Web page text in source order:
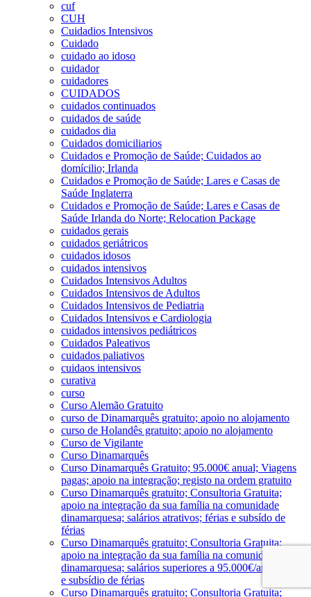
cuf
CUH
Cuidadios Intensivos
Cuidado
cuidado ao idoso
cuidador
cuidadores
CUIDADOS
cuidados continuados
cuidados de saúde
cuidados dia
Cuidados domiciliarios
Cuidados e Promoção de Saúde; Cuidados ao
domícilio; Irlanda
Cuidados e Promoção de Saúde; Lares e Casas de
Saúde Inglaterra
Cuidados e Promoção de Saúde; Lares e Casas de
Saúde Irlanda do Norte; Relocation Package
cuidados gerais
cuidados geriátricos
cuidados idosos
cuidados intensivos
Cuidados Intensivos Adultos
Cuidados Intensivos de Adultos
Cuidados Intensivos de Pediatria
Cuidados Intensivos e Cardiologia
cuidados intensivos pediátricos
Cuidados Paleativos
cuidados paliativos
cuidaos intensivos
curativa
curso
Curso Alemão Gratuito
curso de Dinamarquês gratuito; apoio no alojamento
curso de Holandês gratuito; apoio no alojamento
Curso de Vigilante
Curso Dinamarquês
Curso Dinamarquês Gratuito; 95.000€ anual; Viagens
pagas; apoio na integração; registo na ordem gratuito
Curso Dinamarquês gratuito; Consultoria Gratuita;
apoio na integração da sua família na comunidade
dinamarquesa; salários atrativos; férias e subsído de
férias
Curso Dinamarquês gratuito; Consultoria Gratuita;
apoio na integração da sua família na comunidade
dinamarquesa; salários superiores a 95.000€/ano; férias
e subsídio de férias
Curso Dinamarquês gratuito; Consultoria Gratuita;